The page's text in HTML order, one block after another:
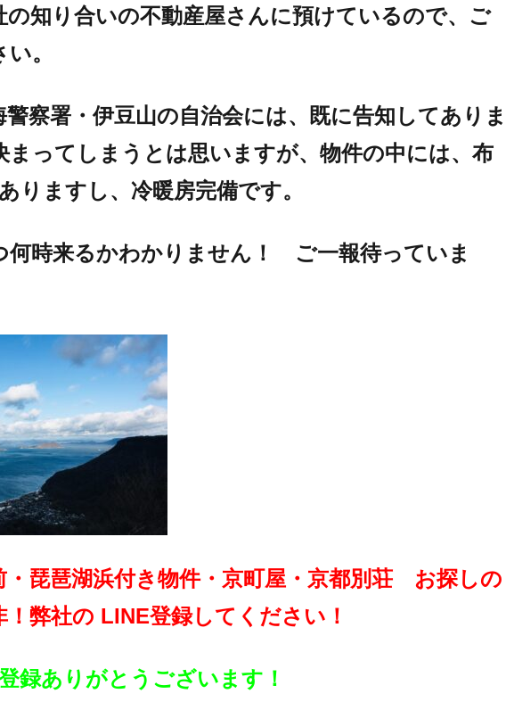
の知り合いの不動産屋さんに預けているので、ご
。
警察署・伊豆山の自治会には、既に告知してありま
まってしまうとは思いますが、物件の中には、布
りますし、冷暖房完備です。
何時来るかわかりません！ ご一報待っていま
・琵琶湖浜付き物件・京町屋・京都別荘 お探しの
弊社の LINE登録してください！
録ありがとうございます！